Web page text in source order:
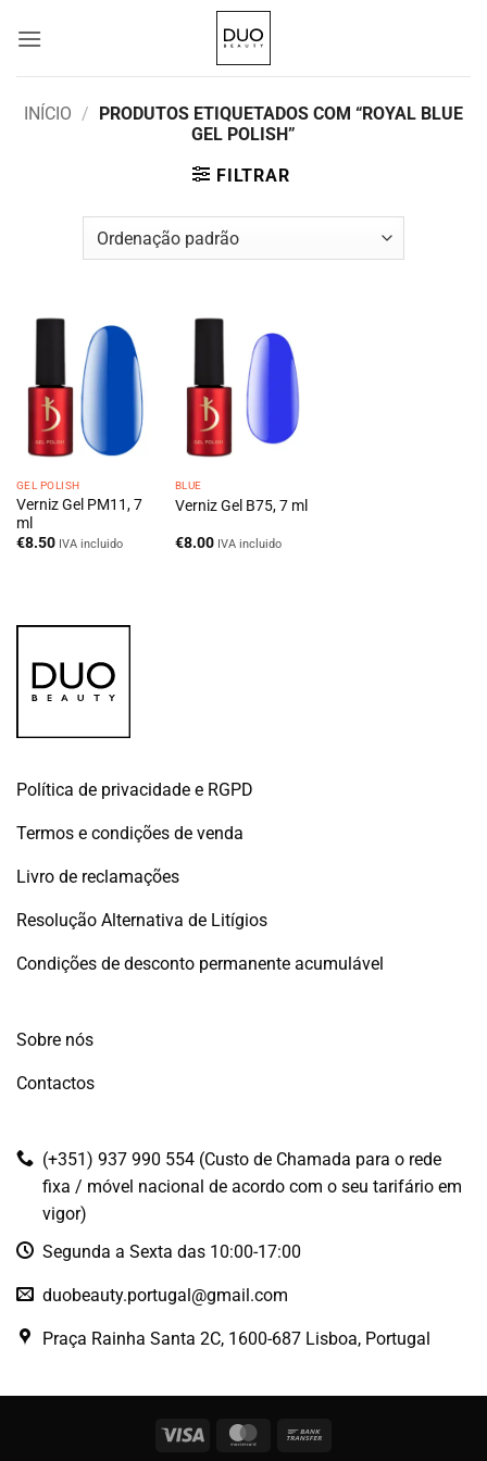
INÍCIO / PRODUTOS ETIQUETADOS COM “ROYAL BLUE
GEL POLISH”
FILTRAR
GEL POLISH
Verniz Gel PM11, 7
ml
€8.50 IVA incluido
BLUE
Verniz Gel B75, 7 ml
€8.00 IVA incluido
Política de privacidade e RGPD
Termos e condições de venda
Livro de reclamações
Resolução Alternativa de Litígios
Condições de desconto permanente acumulável
Sobre nós
Contactos
(+351) 937 990 554 (Custo de Chamada para o rede
fixa / móvel nacional de acordo com o seu tarifário em
vigor)
Segunda a Sexta das 10:00-17:00
duobeauty.portugal@gmail.com
Praça Rainha Santa 2C, 1600-687 Lisboa, Portugal
Visa MasterCard